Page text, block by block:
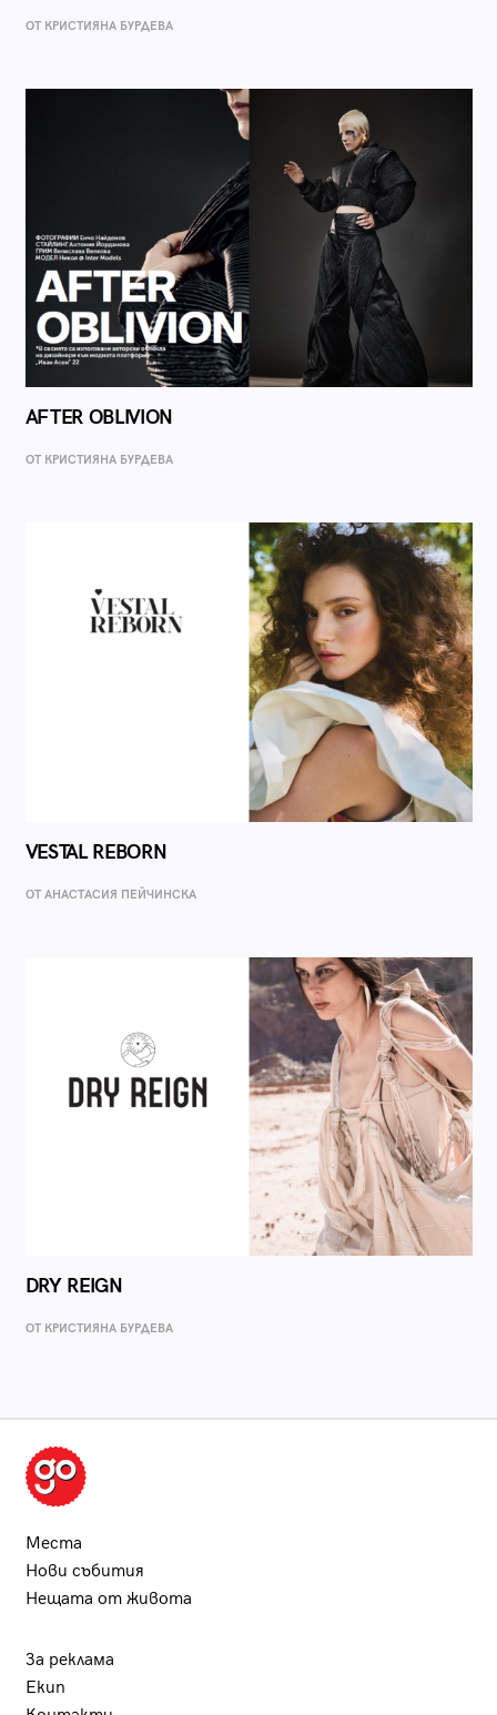
ОТ КРИСТИЯНА БУРДЕВА
AFTER OBLIVION
ОТ КРИСТИЯНА БУРДЕВА
VESTAL REBORN
ОТ AНАСТАСИЯ ПЕЙЧИНСКА
DRY REIGN
ОТ КРИСТИЯНА БУРДЕВА
Места
Нови събития
Нещата от живота
За реклама
Екип